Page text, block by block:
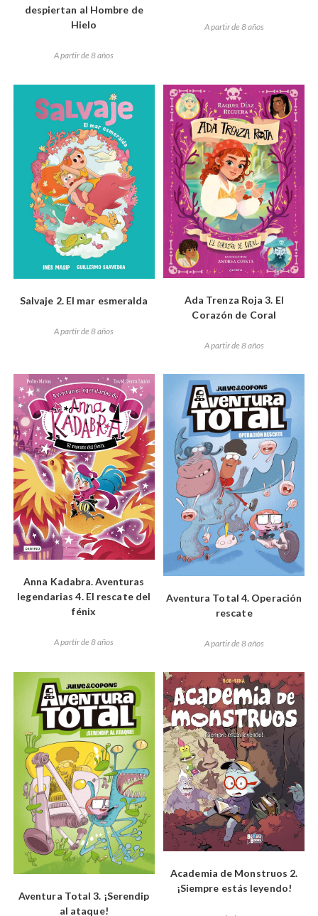
despiertan al Hombre de
Hielo
A partir de 8 años
A partir de 8 años
Salvaje 2. El mar esmeralda
A partir de 8 años
Ada Trenza Roja 3. El
Corazón de Coral
A partir de 8 años
Anna Kadabra. Aventuras
legendarias 4. El rescate del
fénix
A partir de 8 años
Aventura Total 4. Operación
rescate
A partir de 8 años
Aventura Total 3. ¡Serendip
al ataque!
Academia de Monstruos 2.
¡Siempre estás leyendo!